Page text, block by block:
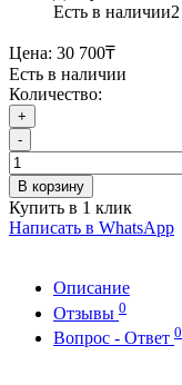
Есть в наличии2
Цена: 30 700₸
Есть в наличии
Количество:
+
-
В корзину
Купить в 1 клик
Написать в WhatsApp
Описание
Отзывы 0
Вопрос - Ответ 0